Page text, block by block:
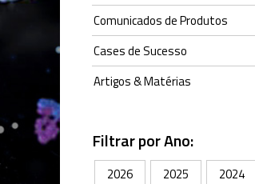
Comunicados de Produtos
Cases de Sucesso
Artigos & Matérias
Filtrar por Ano:
2026 2025 2024